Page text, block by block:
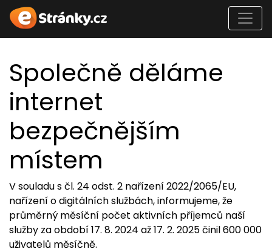
Společně děláme
internet
bezpečnějším
místem
V souladu s čl. 24 odst. 2 nařízení 2022/2065/EU,
nařízení o digitálních službách, informujeme, že
průměrný měsíční počet aktivních příjemců naší
služby za období 17. 8. 2024 až 17. 2. 2025 činil 600 000
uživatelů měsíčně.